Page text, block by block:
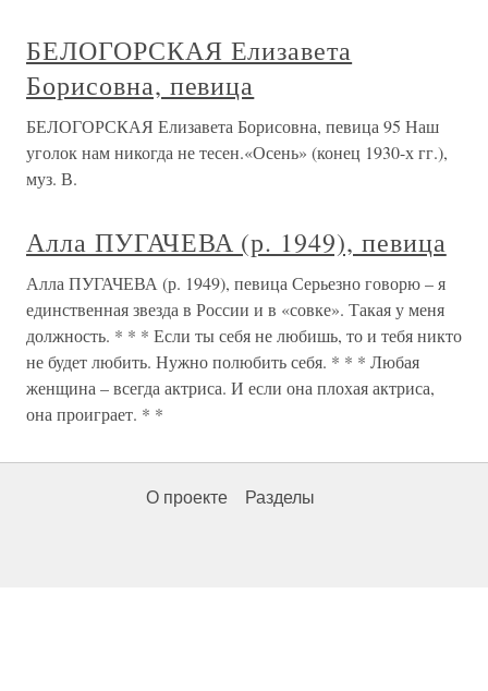
БЕЛОГОРСКАЯ Елизавета
Борисовна, певица
БЕЛОГОРСКАЯ Елизавета Борисовна, певица 95 Наш
уголок нам никогда не тесен.«Осень» (конец 1930-х гг.),
муз. В.
Алла ПУГАЧЕВА (р. 1949), певица
Алла ПУГАЧЕВА (р. 1949), певица Серьезно говорю – я
единственная звезда в России и в «совке». Такая у меня
должность. * * * Если ты себя не любишь, то и тебя никто
не будет любить. Нужно полюбить себя. * * * Любая
женщина – всегда актриса. И если она плохая актриса,
она проиграет. * *
О проекте Разделы